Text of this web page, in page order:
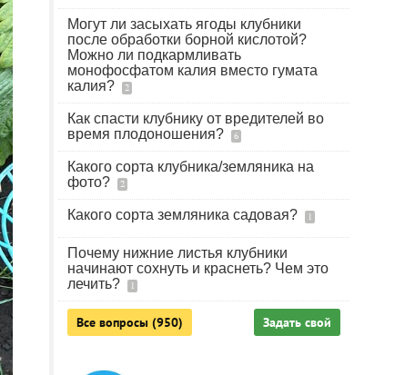
Могут ли засыхать ягоды клубники
после обработки борной кислотой?
Можно ли подкармливать
монофосфатом калия вместо гумата
калия?
2
Как спасти клубнику от вредителей во
время плодоношения?
6
Какого сорта клубника/земляника на
фото?
2
Какого сорта земляника садовая? 1
Почему нижние листья клубники
начинают сохнуть и краснеть? Чем это
лечить?
1
Все вопросы (950) Задать свой